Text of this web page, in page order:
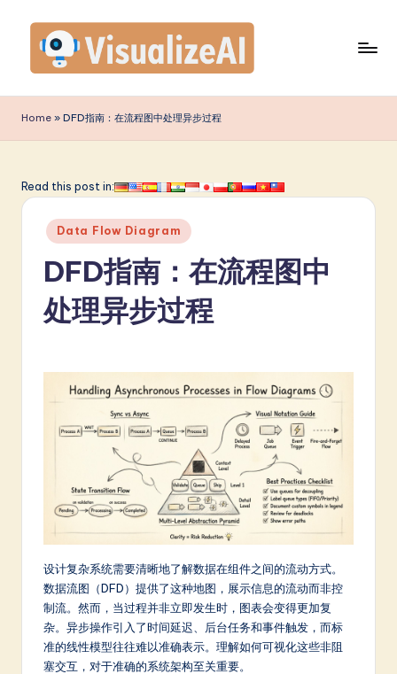
content
is
u
li
C
hi
Home » DFD指南：在流程图中处理异步过程
Read this post in:
Posted
in
Data Flow Diagram
DFD指南：在流程图中
处理异步过程
设计复杂系统需要清晰地了解数据在组件之间的流动方式。
数据流图（DFD）提供了这种地图，展示信息的流动而非控
制流。然而，当过程并非立即发生时，图表会变得更加复
杂。异步操作引入了时间延迟、后台任务和事件触发，而标
准的线性模型往往难以准确表示。理解如何可视化这些非阻
塞交互，对于准确的系统架构至关重要。